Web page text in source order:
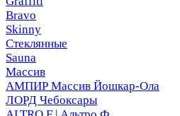
Bravo
Skinny
Стеклянные
Sauna
Массив
АМПИР Массив Йошкар-Ола
ЛОРД Чебоксары